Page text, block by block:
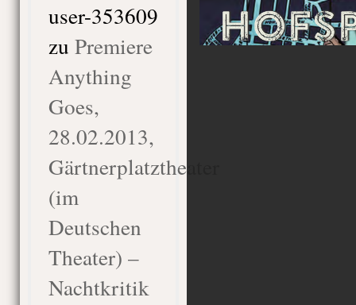
user-353609
zu Premiere
Anything
Goes,
28.02.2013,
Gärtnerplatztheater
(im
Deutschen
Theater) –
Nachtkritik